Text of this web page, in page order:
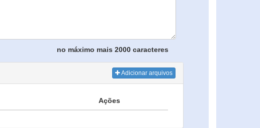
no máximo mais 2000 caracteres
Adicionar arquivos
Ações